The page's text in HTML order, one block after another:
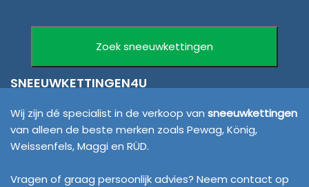
SNEEUWKETTINGEN4U
Wij zijn dé specialist in de verkoop van sneeuwkettingen
van alleen de beste merken zoals Pewag, König,
Weissenfels, Maggi en RÜD.
Vragen of graag persoonlijk advies? Neem contact op